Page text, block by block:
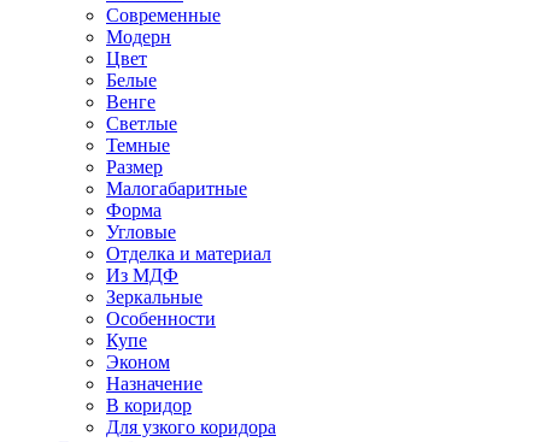
Современные
Модерн
Цвет
Белые
Венге
Светлые
Темные
Размер
Малогабаритные
Форма
Угловые
Отделка и материал
Из МДФ
Зеркальные
Особенности
Купе
Эконом
Назначение
В коридор
Для узкого коридора